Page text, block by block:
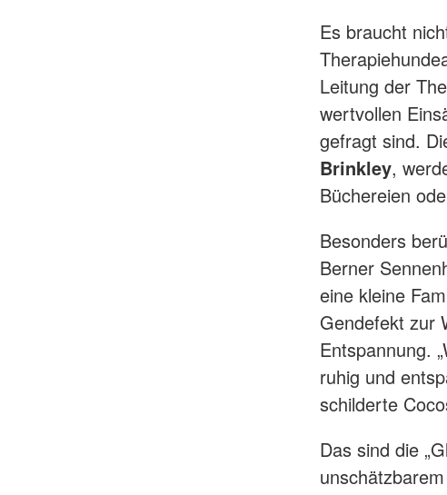
Es braucht
Leitung der
wertvollen
gefragt sind.
Brinkley,
Büchereien
Besonders
Berner
eine kleine
Gendefekt zur
Entspannung.
ruhig und
schilderte
Das sind die